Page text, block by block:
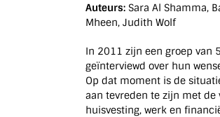
Auteurs: Sara Al Shamma,
Mheen, Judith Wolf
In 2011 zijn een groep van
geïnterviewd over hun
Op dat moment is de
aan tevreden te zijn met de
huisvesting, werk en